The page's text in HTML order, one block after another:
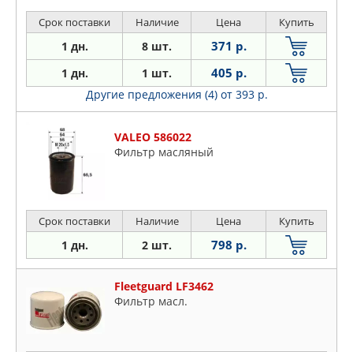
Срок поставки Наличие Цена Купить
1 дн. 8 шт. 371 р.
1 дн. 1 шт. 405 р.
Другие предложения (4) от 393 р.
VALEO 586022
Фильтр масляный
Срок поставки Наличие Цена Купить
1 дн. 2 шт. 798 р.
Fleetguard LF3462
Фильтр масл.